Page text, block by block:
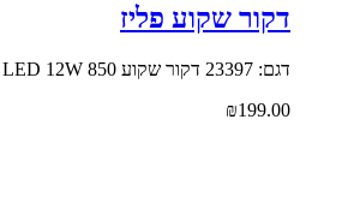
דקור שקוע פליז
דגם: 23397 דקור שקוע LED 12W 850
₪199.00